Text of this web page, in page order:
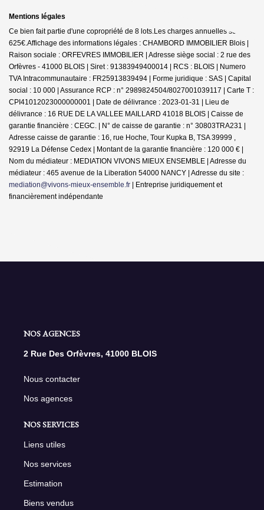
Mentions légales
Ce bien fait partie d'une copropriété de 8 lots.Les charges annuelles sont de
625€.Affichage des informations légales : CHAMBORD IMMOBILIER Blois |
Raison sociale : ORFEVRES IMMOBILIER | Adresse siège social : 2 rue des
Orfèvres - 41000 BLOIS | Siret : 91383949400014 | RCS : BLOIS | Numero
TVA Intracommunautaire : FR25913839494 | Forme juridique : SAS | Capital
social : 10 000 | Assurance RCP : n° 2989824504/8027001039117 | Carte T :
CPI41012023000000001 | Date de délivrance : 2023-01-31 | Lieu de
délivrance : 16 RUE DE LA VALLEE MAILLARD 41018 BLOIS | Caisse de
garantie financière : CEGC. | N° de caisse de garantie : n° 30803TRA231 |
Adresse caisse de garantie : 16, rue Hoche, Tour Kupka B, TSA 39999 ,
92919 La Défense Cedex | Montant de la garantie financière : 120 000 € |
Nom du médiateur : MEDIATION VIVONS MIEUX ENSEMBLE | Adresse du
médiateur : 465 avenue de la Liberation 54000 NANCY | Adresse du site :
mediation@vivons-mieux-ensemble.fr | Entreprise juridiquement et
financièrement indépendante
NOS AGENCES
2 Rue Des Orfèvres, 41000 BLOIS
Nous contacter
Nos agences
NOS SERVICES
Liens utiles
Nos services
Estimation
Biens vendus